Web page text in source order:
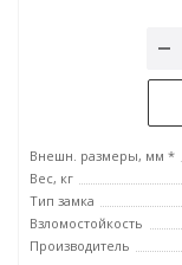
Внешн. размеры, мм *
Вес, кг
Тип замка
Взломостойкость
Производитель